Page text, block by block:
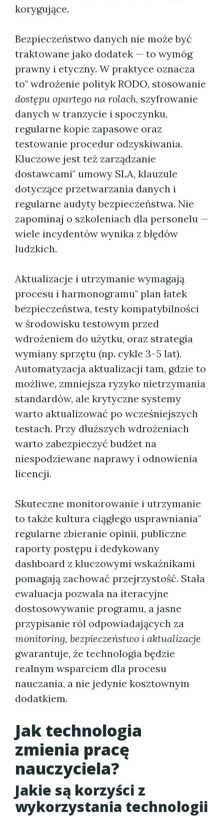
korygujące.
Bezpieczeństwo danych nie może być
traktowane jako dodatek — to wymóg
prawny i etyczny. W praktyce oznacza
to" wdrożenie polityk RODO, stosowanie
dostępu opartego na rolach, szyfrowanie
danych w tranzycie i spoczynku,
regularne kopie zapasowe oraz
testowanie procedur odzyskiwania.
Kluczowe jest też zarządzanie
dostawcami" umowy SLA, klauzule
dotyczące przetwarzania danych i
regularne audyty bezpieczeństwa. Nie
zapominaj o szkoleniach dla personelu —
wiele incydentów wynika z błędów
ludzkich.
Aktualizacje i utrzymanie wymagają
procesu i harmonogramu" plan łatek
bezpieczeństwa, testy kompatybilności
w środowisku testowym przed
wdrożeniem do użytku, oraz strategia
wymiany sprzętu (np. cykle 3–5 lat).
Automatyzacja aktualizacji tam, gdzie to
możliwe, zmniejsza ryzyko nietrzymania
standardów, ale krytyczne systemy
warto aktualizować po wcześniejszych
testach. Przy dłuższych wdrożeniach
warto zabezpieczyć budżet na
niespodziewane naprawy i odnowienia
licencji.
Skuteczne monitorowanie i utrzymanie
to także kultura ciągłego usprawniania"
regularne zbieranie opinii, publiczne
raporty postępu i dedykowany
dashboard z kluczowymi wskaźnikami
pomagają zachować przejrzystość. Stała
ewaluacja pozwala na iteracyjne
dostosowywanie programu, a jasne
przypisanie ról odpowiadających za
monitoring, bezpieczeństwo i aktualizacje
gwarantuje, że technologia będzie
realnym wsparciem dla procesu
nauczania, a nie jedynie kosztownym
dodatkiem.
Jak technologia
zmienia pracę
nauczyciela?
Jakie są korzyści z
wykorzystania technologii